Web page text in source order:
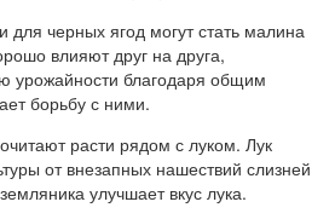
черных ягод могут стать малина
влияют друг на друга,
урожайности благодаря общим
борьбу с ними.
расти рядом с луком. Лук
от внезапных нашествий слизней
улучшает вкус лука.